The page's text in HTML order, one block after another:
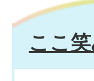
ここ